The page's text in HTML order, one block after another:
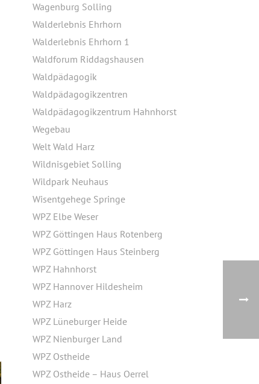
Wagenburg Solling
Walderlebnis Ehrhorn
Walderlebnis Ehrhorn 1
Waldforum Riddagshausen
Waldpädagogik
Waldpädagogikzentren
Waldpädagogikzentrum Hahnhorst
Wegebau
Welt Wald Harz
Wildnisgebiet Solling
Wildpark Neuhaus
Wisentgehege Springe
WPZ Elbe Weser
WPZ Göttingen Haus Rotenberg
WPZ Göttingen Haus Steinberg
WPZ Hahnhorst
WPZ Hannover Hildesheim
WPZ Harz
WPZ Lüneburger Heide
WPZ Nienburger Land
WPZ Ostheide
WPZ Ostheide – Haus Oerrel